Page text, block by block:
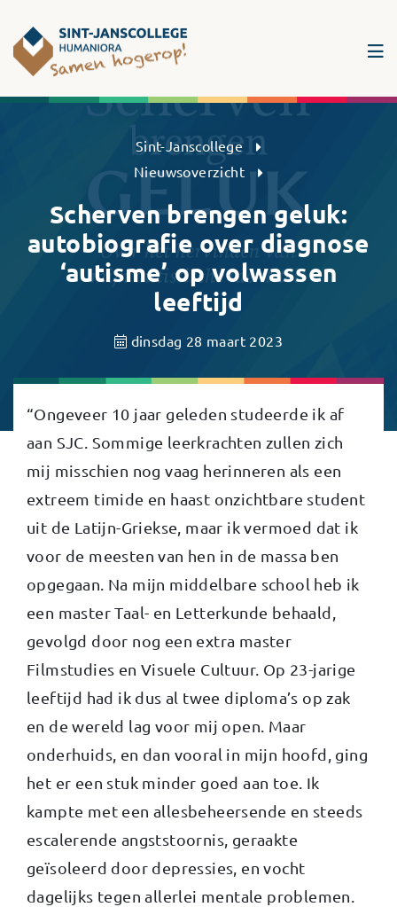
Sint-Janscollege Humaniora
Sint-Janscollege
Nieuwsoverzicht
Scherven brengen geluk:
autobiografie over diagnose
‘autisme’ op volwassen
leeftijd
dinsdag 28 maart 2023
“Ongeveer 10 jaar geleden studeerde ik af
aan SJC. Sommige leerkrachten zullen zich
mij misschien nog vaag herinneren als een
extreem timide en haast onzichtbare student
uit de Latijn-Griekse, maar ik vermoed dat ik
voor de meesten van hen in de massa ben
opgegaan. Na mijn middelbare school heb ik
een master Taal- en Letterkunde behaald,
gevolgd door nog een extra master
Filmstudies en Visuele Cultuur. Op 23-jarige
leeftijd had ik dus al twee diploma’s op zak
en de wereld lag voor mij open. Maar
onderhuids, en dan vooral in mijn hoofd, ging
het er een stuk minder goed aan toe. Ik
kampte met een allesbeheersende en steeds
escalerende angststoornis, geraakte
geïsoleerd door depressies, en vocht
dagelijks tegen allerlei mentale problemen.